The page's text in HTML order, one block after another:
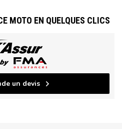
MOTO EN QUELQUES CLICS
un devis